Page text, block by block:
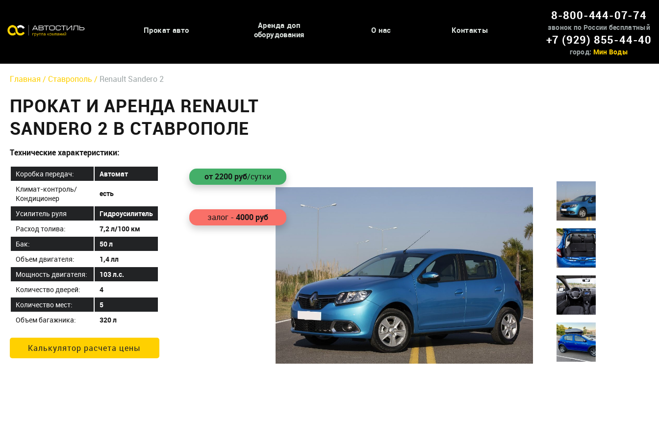
Прокат авто
Аренда доп
оборудования
О нас Контакты
8-800-444-07-74
звонок по России бесплатный
+7 (929) 855-44-40
город: Мин Воды
Главная / Ставрополь / Renault Sandero 2
ПРОКАТ И АРЕНДА RENAULT
SANDERO 2 В СТАВРОПОЛЕ
Технические характеристики:
Коробка передач:
Автомат
Климат-контроль/
Кондиционер
есть
Усилитель руля
Гидроусилитель
Расход толива:
7,2 л/100 км
Бак:
50 л
Объем двигателя:
1,4 лл
Мощность двигателя:
103 л.с.
Количество дверей:
4
Количество мест:
5
Объем багажника:
320 л
Калькулятор расчета цены
от 2200руб/сутки
залог - 4000руб